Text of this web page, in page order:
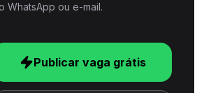
WhatsApp ou e-mail.
Publicar vaga grátis